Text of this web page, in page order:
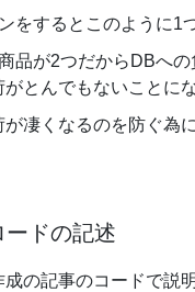
をするとこのように1
商品が2つだからDBへ
とんでもないことに
が凄くなるのを防ぐ為
ードの記述
の記事のコードで説